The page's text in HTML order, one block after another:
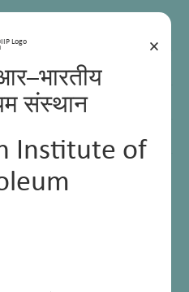
×
संस्थान
Institute of
का एथिलीन में रूपांतरण
का संश्लेषण